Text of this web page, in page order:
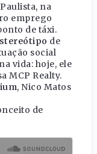
na
emprego
de táxi.
de
social
vida: hoje, ele
MCP Realty.
, Nico Matos
de